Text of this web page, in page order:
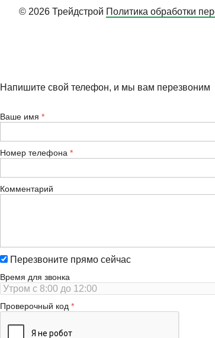
© 2026 Трейдстрой Политика обработки
Напишите свой телефон, и мы вам перезвоним
Ваше имя
Номер телефона
Комментарий
Перезвоните прямо сейчас
Время для звонка
Проверочный код